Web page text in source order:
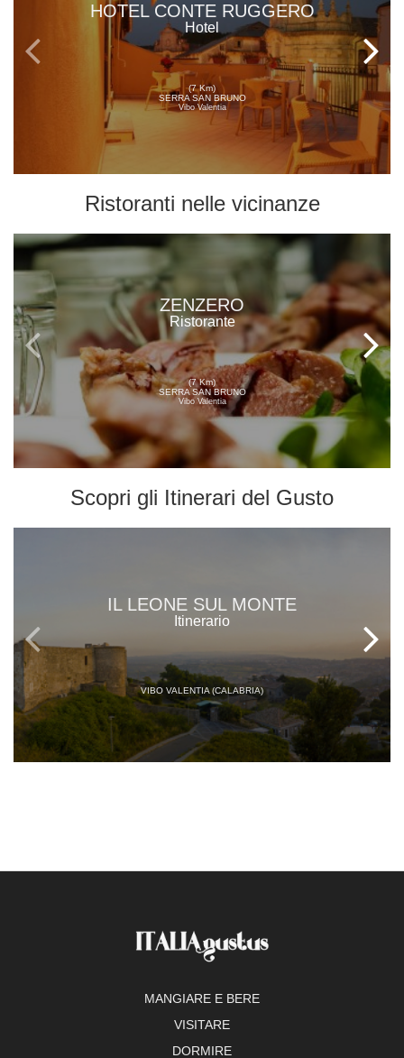
HOTEL CONTE RUGGERO
Hotel
(7 Km)
SERRA SAN BRUNO
Vibo Valentia
Ristoranti nelle vicinanze
ZENZERO
Ristorante
(7 Km)
SERRA SAN BRUNO
Vibo Valentia
Scopri gli Itinerari del Gusto
IL LEONE SUL MONTE
Itinerario
VIBO VALENTIA (CALABRIA)
MANGIARE E BERE
VISITARE
DORMIRE